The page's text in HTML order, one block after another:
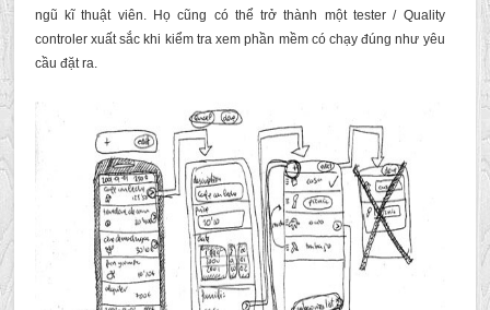
ngũ kĩ thuật viên. Họ cũng có thể trở thành một tester / Quality
controler xuất sắc khi kiểm tra xem phần mềm có chạy đúng như yêu
cầu đặt ra.